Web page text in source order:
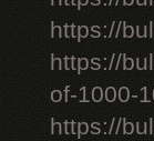
https://
https://
of-1000-
https://